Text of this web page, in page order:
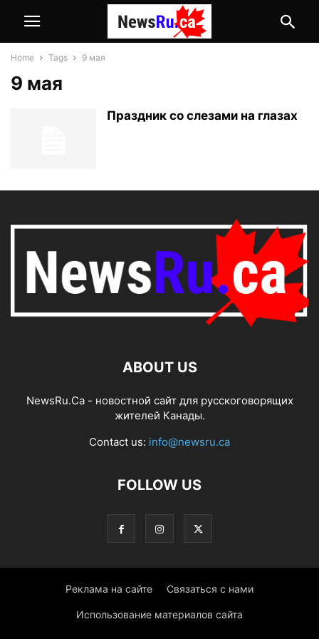
Home Tags 9 мая
9 мая
Праздник со слезами на глазах
ABOUT US
NewsRu.Ca - новостной сайт для русскоговорящих
жителей Канады.
Contact us: info@newsru.ca
FOLLOW US
Реклама на сайте Связаться с нами
Использование материалов сайта